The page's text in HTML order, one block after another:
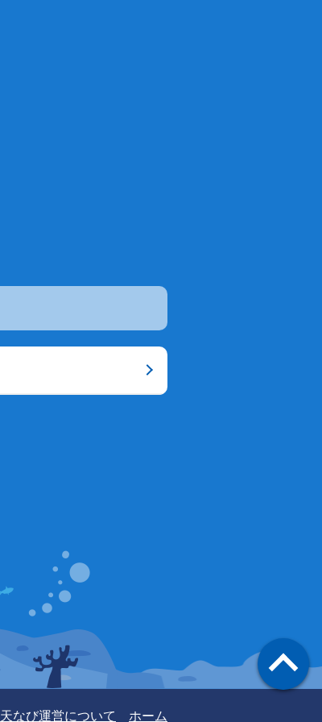
天なび運営について ホーム